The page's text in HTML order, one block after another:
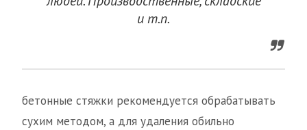
и т.п.
бетонные стяжки рекомендуется обрабатывать
сухим методом, а для удаления обильно